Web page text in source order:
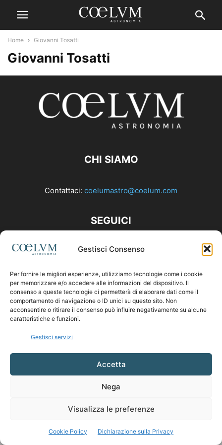
Gestisci Consenso
Per fornire le migliori esperienze, utilizziamo tecnologie come i cookie
per memorizzare e/o accedere alle informazioni del dispositivo. Il
consenso a queste tecnologie ci permetterà di elaborare dati come il
comportamento di navigazione o ID unici su questo sito. Non
acconsentire o ritirare il consenso può influire negativamente su alcune
caratteristiche e funzioni.
Gestisci servizi
Accetta
Nega
Visualizza le preferenze
Cookie Policy Dichiarazione sulla Privacy
Home Giovanni Tosatti
Giovanni Tosatti
CHI SIAMO
Contattaci: coelumastro@coelum.com
SEGUICI